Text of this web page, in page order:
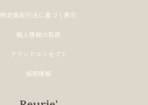
特定商取引法に基づく表示
個人情報の取扱
ブランドコンセプト
採用情報